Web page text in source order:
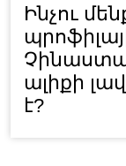
Ինչու
ալիքի
է?